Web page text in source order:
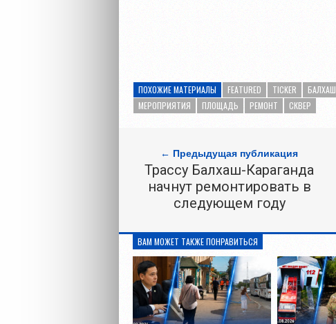
ПОХОЖИЕ МАТЕРИАЛЫ FEATURED TICKER БАЛХАШ
МЕРОПРИЯТИЯ
ПЛОЩАДЬ РЕМОНТ СКВЕР
← Предыдущая публикация
Трассу Балхаш-Караганда
начнут ремонтировать в
следующем году
ВАМ МОЖЕТ ТАКЖЕ ПОНРАВИТЬСЯ